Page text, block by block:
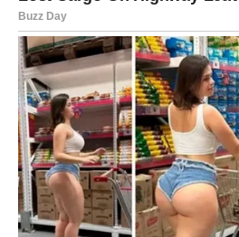
promijeniti pogled na prošlost.
Jedna osoba sada želi popraviti
izgubila.
Ljubav se vraća onda
očekujete
Pred vama su veoma zanimljivi